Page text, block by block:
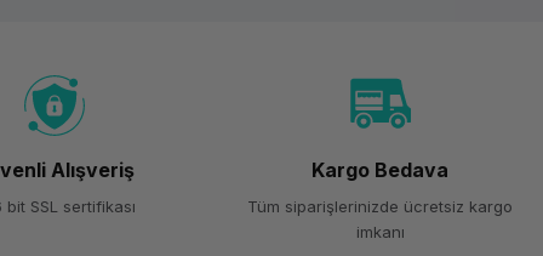
Alışveriş
bit SSL sertifikası
Kargo Bedava
Tüm siparişlerinizde ücretsiz kargo
imkanı